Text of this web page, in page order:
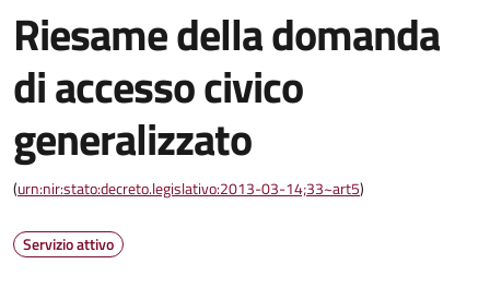
Riesame della domanda
di accesso civico
generalizzato
(urn:nir:stato:decreto.legislativo:2013-03-14;33~art5)
Servizio attivo